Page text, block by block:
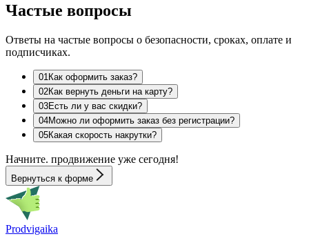
Частые вопросы
Ответы на частые вопросы о безопасности, сроках, оплате и
подписчиках.
01 Как оформить заказ?
02Как вернуть деньги на карту?
03Есть ли у вас скидки?
04Можно ли оформить заказ без регистрации?
05Какая скорость накрутки?
Начните. продвижение уже сегодня!
Вернуться к форме
Prodvigaika